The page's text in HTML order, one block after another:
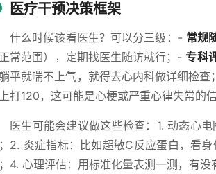
医疗干预决策框架
什么时候该看医生？可以分三级：- 常规
正常范围），定期找医生随访就行；-专科
平就喘不上气，就得去心内科做详细检查
打120，这可能是心梗或严重心律失常的信
医生可能会建议做这些检查：1. 动态心
2. 炎症指标：比如超敏C反应蛋白，看
4. 心理评估：用标准化量表测一测，有